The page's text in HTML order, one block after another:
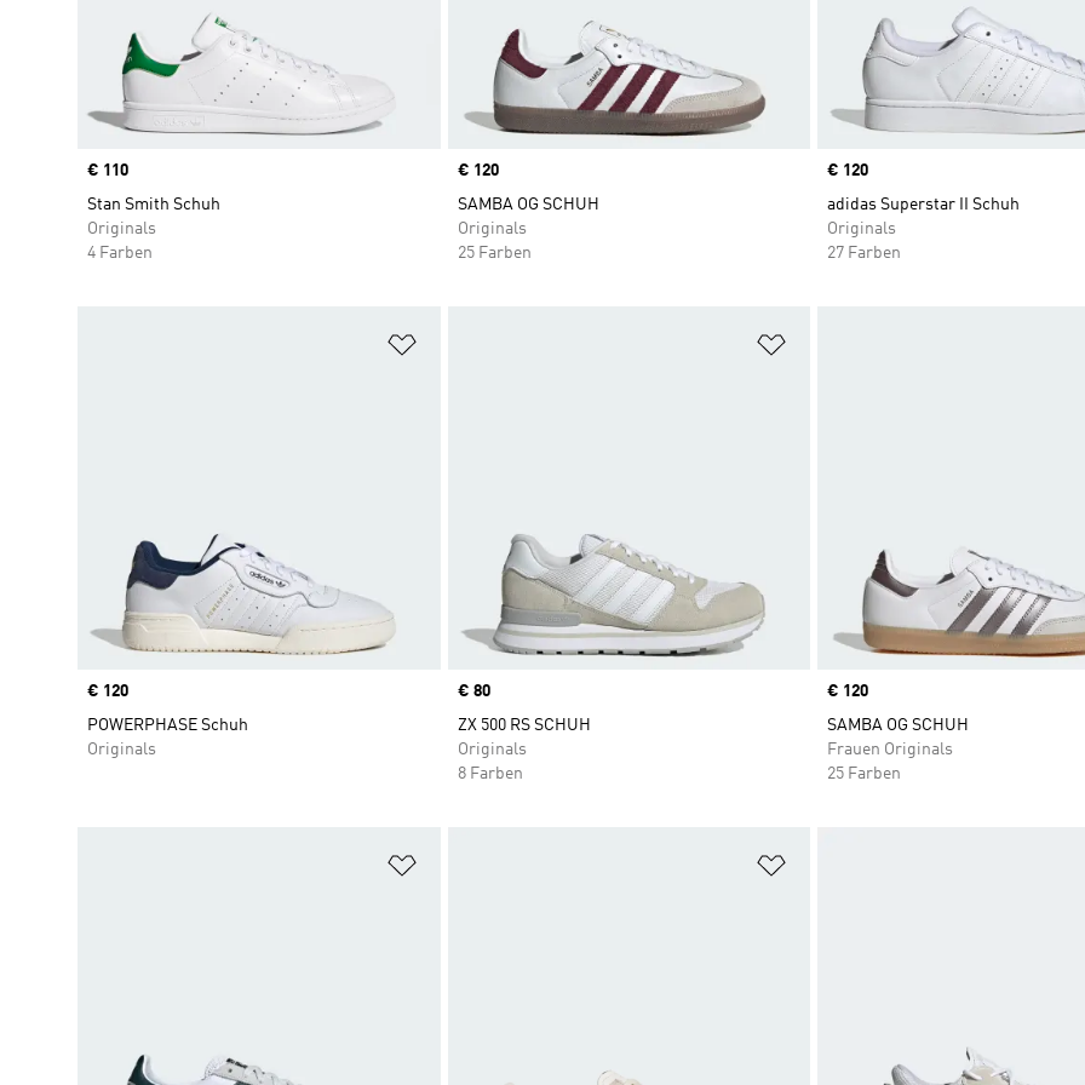
Price
€ 110
Stan Smith Schuh
Originals
4 Farben
Price
€ 120
SAMBA OG SCHUH
Originals
25 Farben
Price
€ 120
adidas Superstar II Schuh
Originals
27 Farben
Price
€ 120
POWERPHASE Schuh
Originals
Price
€ 80
ZX 500 RS SCHUH
Originals
8 Farben
Price
€ 120
SAMBA OG SCHUH
Frauen Originals
25 Farben